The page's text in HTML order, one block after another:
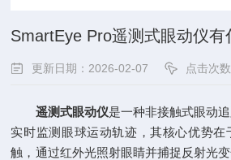
SmartEye Pro遥测式眼动仪有
更新日期：2026-02-07 点击次
遥测式眼动仪是一种非接触式眼动
实时监测眼球运动轨迹，其核心优势
触，通过红外光照射眼睛并捕捉反射光